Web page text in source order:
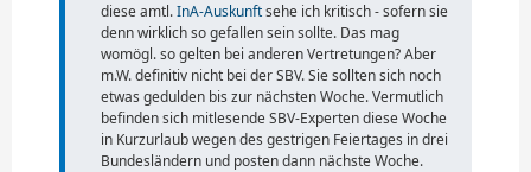
diese amtl.InA-Auskunftsehe ich kritisch - sofern sie
denn wirklich so gefallen sein sollte. Das mag
womögl. so gelten bei anderen Vertretungen? Aber
m.W. definitiv nicht bei der SBV. Sie sollten sich noch
etwas gedulden bis zur nächsten Woche. Vermutlich
befinden sich mitlesende SBV-Experten diese Woche
in Kurzurlaub wegen des gestrigen Feiertages in drei
Bundesländern und posten dann nächste Woche.